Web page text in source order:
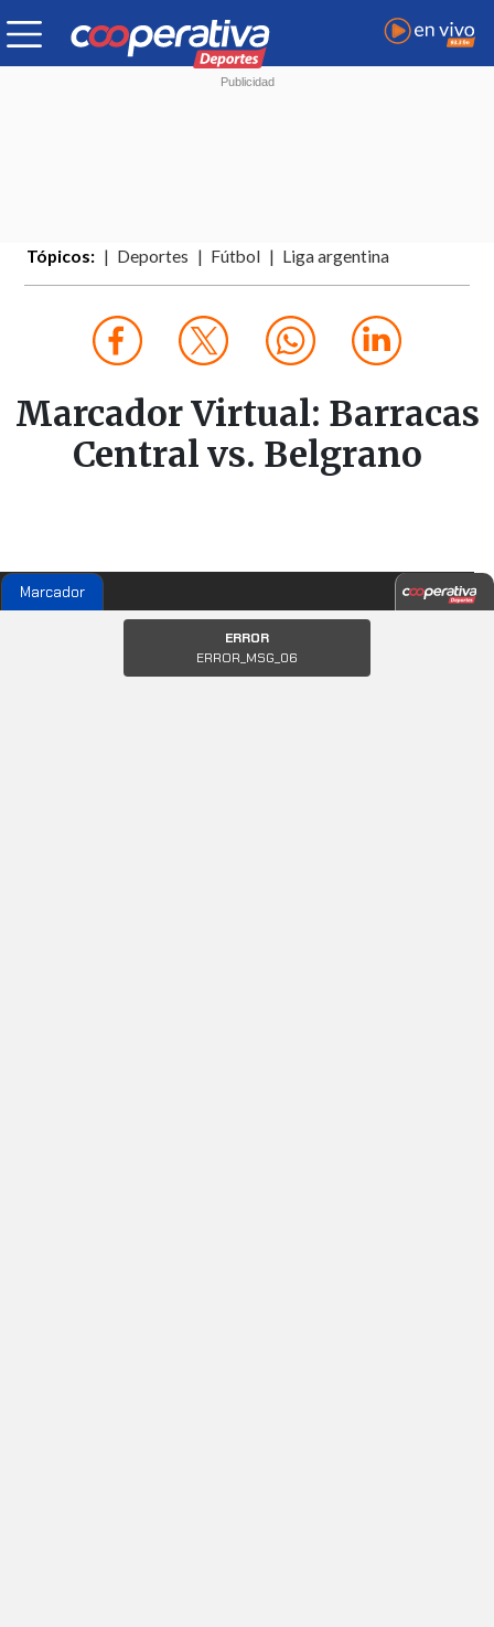
Tópicos: Deportes Fútbol Liga argentina
Marcador Virtual: Barracas
Central vs. Belgrano
Marcador